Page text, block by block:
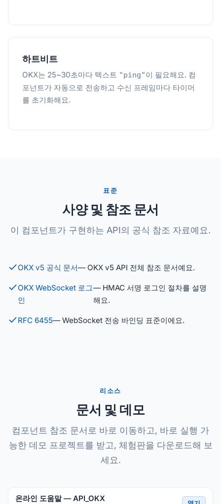
하트비트
OKX는 25~30초마다 텍스트 "ping"이 필요해요. 컴
포넌트가 자동으로 전송하고 수신 프레임마다 타이머
를 초기화해요.
표준
사양 및 참조 문서
이 컴포넌트가 구현하는 API의 공식 참조 자료예요.
OKX v5 공식 문서— OKX v5 API 전체 참조 문서예요.
OKX WebSocket 로그
인
— HMAC 서명 로그인 절차를 설명
해요.
RFC 6455— WebSocket 전송 바인딩 표준이에요.
리소스
문서 및 데모
컴포넌트 참조 문서로 바로 이동하고, 바로 실행 가
능한 데모 프로젝트를 받고, 체험판을 다운로드해 보
세요.
온라인 도움말 — API_OKX